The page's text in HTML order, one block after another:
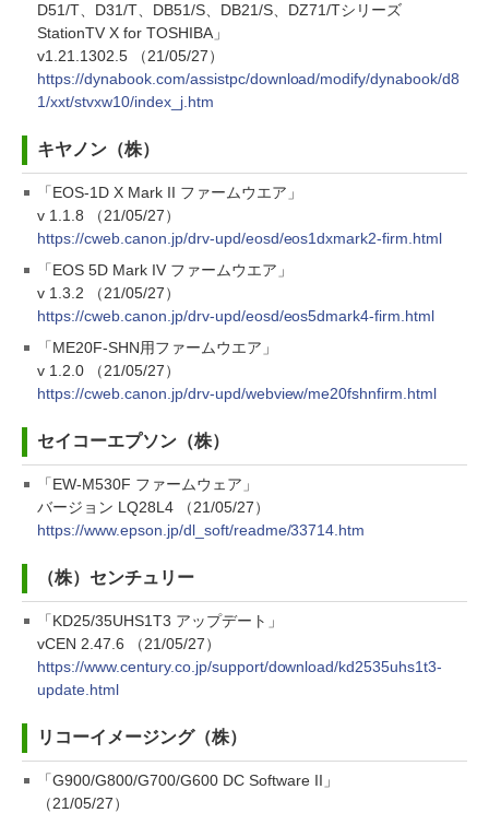
D51/T、D31/T、DB51/S、DB21/S、DZ71/Tシリーズ
StationTV X for TOSHIBA」
v1.21.1302.5 （21/05/27）
https://dynabook.com/assistpc/download/modify/dynabook/d8
1/xxt/stvxw10/index_j.htm
キヤノン（株）
「EOS-1D X Mark II ファームウエア」
v 1.1.8 （21/05/27）
https://cweb.canon.jp/drv-upd/eosd/eos1dxmark2-firm.html
「EOS 5D Mark IV ファームウエア」
v 1.3.2 （21/05/27）
https://cweb.canon.jp/drv-upd/eosd/eos5dmark4-firm.html
「ME20F-SHN用ファームウエア」
v 1.2.0 （21/05/27）
https://cweb.canon.jp/drv-upd/webview/me20fshnfirm.html
セイコーエプソン（株）
「EW-M530F ファームウェア」
バージョン LQ28L4 （21/05/27）
https://www.epson.jp/dl_soft/readme/33714.htm
（株）センチュリー
「KD25/35UHS1T3 アップデート」
vCEN 2.47.6 （21/05/27）
https://www.century.co.jp/support/download/kd2535uhs1t3-
update.html
リコーイメージング（株）
「G900/G800/G700/G600 DC Software II」
（21/05/27）